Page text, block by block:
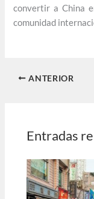
convertir a China
comunidad
ANTERIOR
Entradas